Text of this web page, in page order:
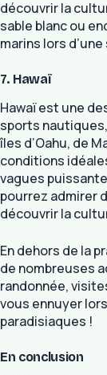
découvrir la
sable blanc ou
marins lors
7. Hawaï
Hawaï est une
sports
îles d’Oahu, de
conditions
vagues
pourrez admirer
découvrir la
En dehors de la
de nombreuses
randonnée,
vous ennuyer
paradisiaques !
En conclusion